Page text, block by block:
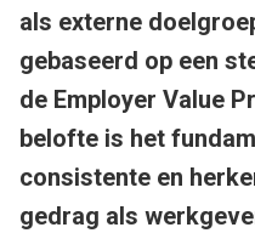
als externe
gebaseerd op een
de Employer Value
belofte is het
consistente en
gedrag als